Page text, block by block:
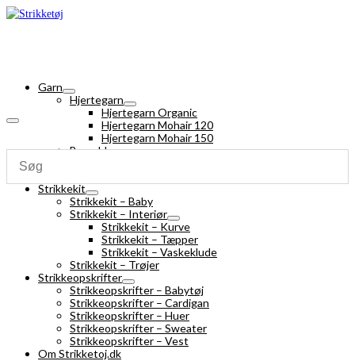
Garn
Hjertegarn
Hjertegarn Organic
Hjertegarn Mohair 120
Hjertegarn Mohair 150
Bomuldsgarn
Strikkekit
Strikkekit – Baby
Strikkekit – Interiør
Strikkekit – Kurve
Strikkekit – Tæpper
Strikkekit – Vaskeklude
Strikkekit – Trøjer
Strikkeopskrifter
Strikkeopskrifter – Babytøj
Strikkeopskrifter – Cardigan
Strikkeopskrifter – Huer
Strikkeopskrifter – Sweater
Strikkeopskrifter – Vest
Om Strikketoj.dk